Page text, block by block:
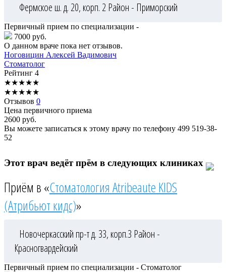
Фермское ш. д. 20, корп. 2 Район - Приморский
Первичный прием по специализации -
7000 руб.
О данном враче пока нет отзывов.
Ноговицин Алексей Вадимович
Стоматолог
Рейтинг 4
★★★★★
★★★★★
Отзывов 0
Цена первичного приема
2600 руб.
Вы можете записаться к этому врачу по телефону 499 519-38-
52
Этот врач ведёт прём в следующих клиниках
Приём в «Стоматология Atribeaute KIDS
(Атрибьют кидс)»
Новочеркасский пр-т д. 33, корп.3 Район -
Красногвардейский
Первичный прием по специализации - Стоматолог